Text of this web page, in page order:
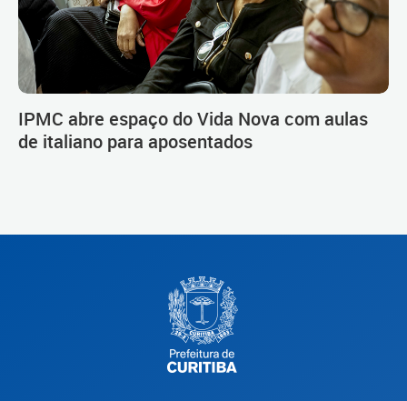
IPMC abre espaço do Vida Nova com aulas
de italiano para aposentados